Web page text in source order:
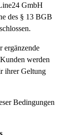
GmbH
des § 13 BGB
ergänzende
werden
ihrer Geltung
Bedingungen